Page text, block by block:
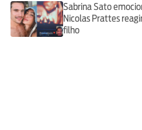
Sabrina Sato
Nicolas Prattes
filho